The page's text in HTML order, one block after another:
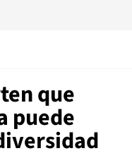
que
puede